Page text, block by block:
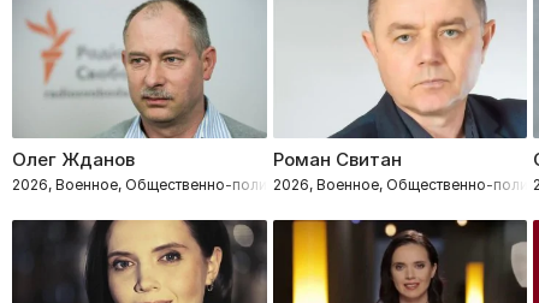
Олег Жданов
2026, Военное, Общественно-политическое
Роман Свитан
2026, Военное, Общественно-